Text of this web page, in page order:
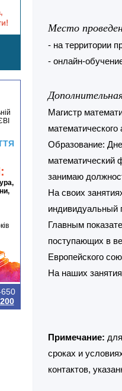
Место
- на территории
- онлайн-
Магистр
математического
Образование:
математический
занимаю
На своих
индивидуальный
Главным
поступающих в
Европейского
На наших
Примечание:
сроках и
контактов,